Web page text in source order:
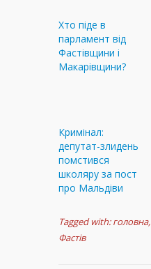
Хто піде в
парламент від
Фастівщини і
Макарівщини?
Кримінал:
депутат-злидень
помстився
школяру за пост
про Мальдіви
Tagged with: головна,
Фастів